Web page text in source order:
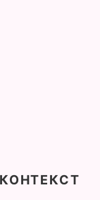
КОНТЕКСТ